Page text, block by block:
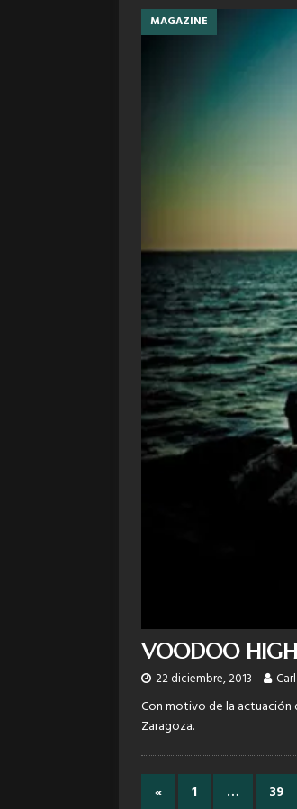
MAGAZINE
VOODOO
22 diciembre, 2013
Con motivo de la actuación
Zaragoza.
« 1 … 39